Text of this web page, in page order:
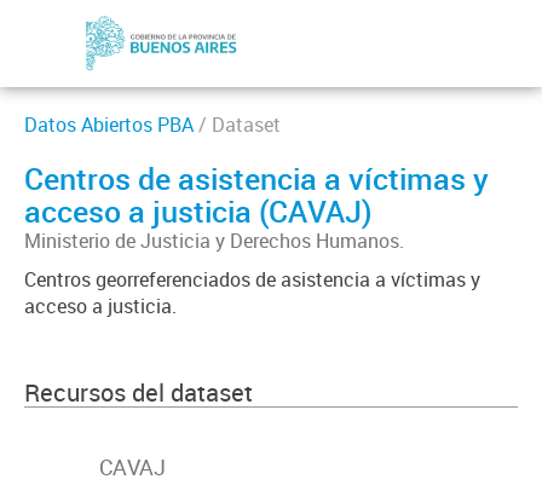
Datos Abiertos PBA/ Dataset
Centros de asistencia a víctimas y
acceso a justicia (CAVAJ)
Ministerio de Justicia y Derechos Humanos.
Centros georreferenciados de asistencia a víctimas y
acceso a justicia.
Recursos del dataset
CAVAJ